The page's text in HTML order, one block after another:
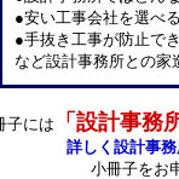
●安い工事会社を選べ
●手抜き工事が防止で
など設計事務所との家
子には 「設計事務
詳しく設計事
小冊子をお